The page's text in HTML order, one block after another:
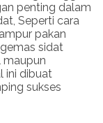
penting dalam
Seperti cara
pakan
sidat
maupun
ini dibuat
sukses